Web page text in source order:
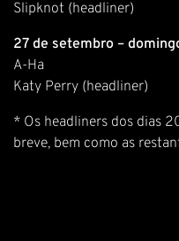
Slipknot (headliner)
27 de setembro –
A-Ha
Katy Perry (headliner)
* Os headliners dos dias
breve, bem como as